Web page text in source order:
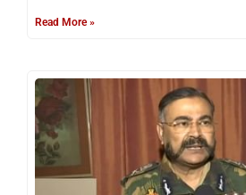
Read More »